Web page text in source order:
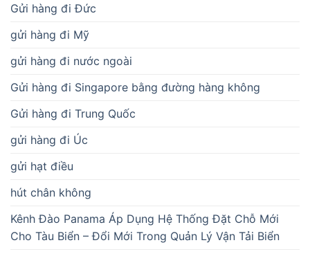
Gửi hàng đi Đức
gửi hàng đi Mỹ
gửi hàng đi nước ngoài
Gửi hàng đi Singapore bằng đường hàng không
Gửi hàng đi Trung Quốc
gửi hàng đi Úc
gửi hạt điều
hút chân không
Kênh Đào Panama Áp Dụng Hệ Thống Đặt Chỗ Mới
Cho Tàu Biển – Đổi Mới Trong Quản Lý Vận Tải Biển